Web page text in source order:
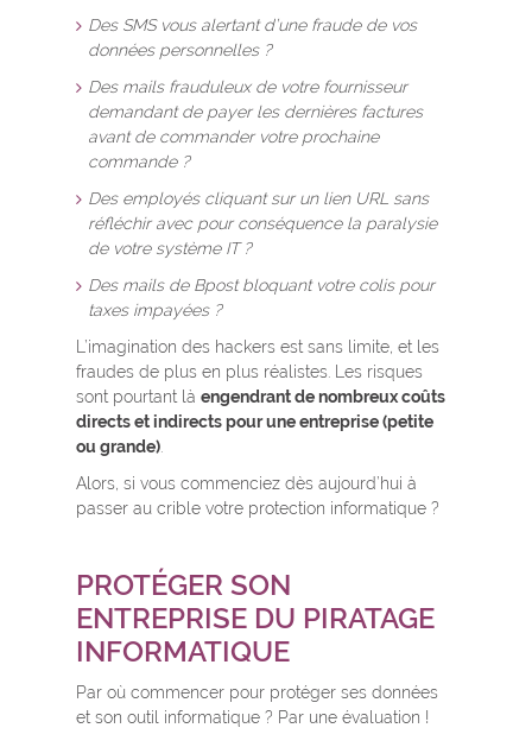
Des SMS vous alertant d’une fraude de vos
données personnelles ?
Des mails frauduleux de votre fournisseur
demandant de payer les dernières factures
avant de commander votre prochaine
commande ?
Des employés cliquant sur un lien URL sans
réfléchir avec pour conséquence la paralysie
de votre système IT ?
Des mails de Bpost bloquant votre colis pour
taxes impayées ?
L’imagination des hackers est sans limite, et les
fraudes de plus en plus réalistes. Les risques
sont pourtant là engendrant de nombreux coûts
directs et indirects pour une entreprise (petite
ou grande).
Alors, si vous commenciez dès aujourd’hui à
passer au crible votre protection informatique ?
PROTÉGER SON
ENTREPRISE DU PIRATAGE
INFORMATIQUE
Par où commencer pour protéger ses données
et son outil informatique ? Par une évaluation !